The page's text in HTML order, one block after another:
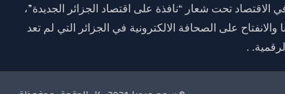
تحت شعار “نافذة على اقتصاد الجزائر الجديدة”،
2021 وذلك تزامنا والانفتاح على الصحافة الالكترونية في الجزائر التي لم تعد
.